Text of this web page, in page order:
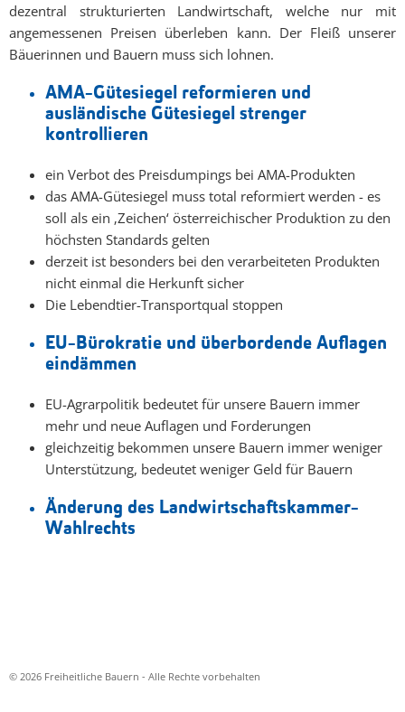
dezentral strukturierten Landwirtschaft, welche nur mit
angemessenen Preisen überleben kann. Der Fleiß unserer
Bäuerinnen und Bauern muss sich lohnen.
AMA-Gütesiegel reformieren und
ausländische Gütesiegel strenger
kontrollieren
ein Verbot des Preisdumpings bei AMA-Produkten
das AMA-Gütesiegel muss total reformiert werden - es
soll als ein ‚Zeichen‘ österreichischer Produktion zu den
höchsten Standards gelten
derzeit ist besonders bei den verarbeiteten Produkten
nicht einmal die Herkunft sicher
Die Lebendtier-Transportqual stoppen
EU-Bürokratie und überbordende Auflagen
eindämmen
EU-Agrarpolitik bedeutet für unsere Bauern immer
mehr und neue Auflagen und Forderungen
gleichzeitig bekommen unsere Bauern immer weniger
Unterstützung, bedeutet weniger Geld für Bauern
Änderung des Landwirtschaftskammer-
Wahlrechts
© 2026 Freiheitliche Bauern - Alle Rechte vorbehalten